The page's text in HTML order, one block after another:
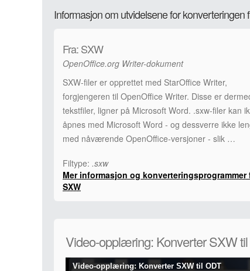
Informasjon om utvidelsene for konverteringen
Fra: SXW
OpenOffice.org Writer-dokument
SXW-filer er opprettet med StarOffice Writer,
forgjengeren til OpenOffice Writer. Disse er
tekstfiler, ligner på Microsoft Word. .sxw-filer kan
åpnes med Microsoft Word - og dessverre ikke
med nåværende OpenOffice-versjoner - slik …
Filtype: .sxw
Mer informasjon og konverteringsprogrammer
SXW
Video-opplæring: Konverter SXW
Video-opplæring: Konverter SXW til ODT